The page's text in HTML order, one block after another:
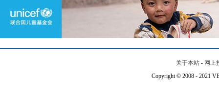
关于本站 - 网上
Copyright © 2008 - 2021